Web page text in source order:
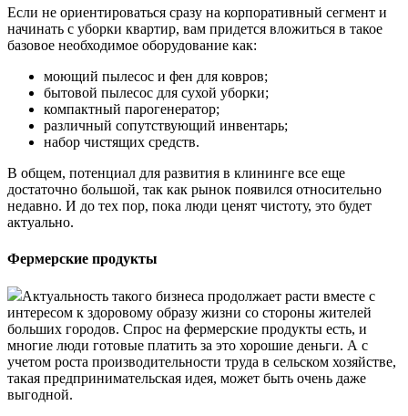
Если не ориентироваться сразу на корпоративный сегмент и
начинать с уборки квартир, вам придется вложиться в такое
базовое необходимое оборудование как:
моющий пылесос и фен для ковров;
бытовой пылесос для сухой уборки;
компактный парогенератор;
различный сопутствующий инвентарь;
набор чистящих средств.
В общем, потенциал для развития в клининге все еще
достаточно большой, так как рынок появился относительно
недавно. И до тех пор, пока люди ценят чистоту, это будет
актуально.
Фермерские продукты
Актуальность такого бизнеса продолжает расти вместе с
интересом к здоровому образу жизни со стороны жителей
больших городов. Спрос на фермерские продукты есть, и
многие люди готовые платить за это хорошие деньги. А с
учетом роста производительности труда в сельском хозяйстве,
такая предпринимательская идея, может быть очень даже
выгодной.